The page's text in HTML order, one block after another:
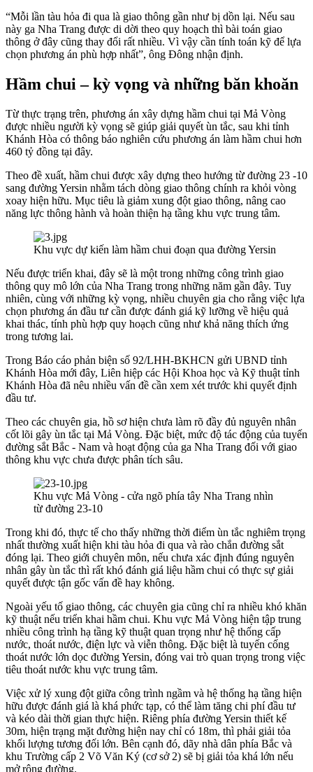
“Mỗi lần tàu hỏa đi qua là giao thông gần như bị dồn lại. Nếu sau
này ga Nha Trang được di dời theo quy hoạch thì bài toán giao
thông ở đây cũng thay đổi rất nhiều. Vì vậy cần tính toán kỹ để lựa
chọn phương án phù hợp nhất”, ông Đông nhận định.
Hầm chui – kỳ vọng và những băn khoăn
Từ thực trạng trên, phương án xây dựng hầm chui tại Mả Vòng
được nhiều người kỳ vọng sẽ giúp giải quyết ùn tắc, sau khi tỉnh
Khánh Hòa có thông báo nghiên cứu phương án làm hầm chui hơn
460 tỷ đồng tại đây.
Theo đề xuất, hầm chui được xây dựng theo hướng từ đường 23 -10
sang đường Yersin nhằm tách dòng giao thông chính ra khỏi vòng
xoay hiện hữu. Mục tiêu là giảm xung đột giao thông, nâng cao
năng lực thông hành và hoàn thiện hạ tầng khu vực trung tâm.
Khu vực dự kiến làm hầm chui đoạn qua đường Yersin
Nếu được triển khai, đây sẽ là một trong những công trình giao
thông quy mô lớn của Nha Trang trong những năm gần đây. Tuy
nhiên, cùng với những kỳ vọng, nhiều chuyên gia cho rằng việc lựa
chọn phương án đầu tư cần được đánh giá kỹ lưỡng về hiệu quả
khai thác, tính phù hợp quy hoạch cũng như khả năng thích ứng
trong tương lai.
Trong Báo cáo phản biện số 92/LHH-BKHCN gửi UBND tỉnh
Khánh Hòa mới đây, Liên hiệp các Hội Khoa học và Kỹ thuật tỉnh
Khánh Hòa đã nêu nhiều vấn đề cần xem xét trước khi quyết định
đầu tư.
Theo các chuyên gia, hồ sơ hiện chưa làm rõ đầy đủ nguyên nhân
cốt lõi gây ùn tắc tại Mả Vòng. Đặc biệt, mức độ tác động của tuyến
đường sắt Bắc - Nam và hoạt động của ga Nha Trang đối với giao
thông khu vực chưa được phân tích sâu.
Khu vực Mả Vòng - cửa ngõ phía tây Nha Trang nhìn
từ đường 23-10
Trong khi đó, thực tế cho thấy những thời điểm ùn tắc nghiêm trọng
nhất thường xuất hiện khi tàu hỏa đi qua và rào chắn đường sắt
đóng lại. Theo giới chuyên môn, nếu chưa xác định đúng nguyên
nhân gây ùn tắc thì rất khó đánh giá liệu hầm chui có thực sự giải
quyết được tận gốc vấn đề hay không.
Ngoài yếu tố giao thông, các chuyên gia cũng chỉ ra nhiều khó khăn
kỹ thuật nếu triển khai hầm chui. Khu vực Mả Vòng hiện tập trung
nhiều công trình hạ tầng kỹ thuật quan trọng như hệ thống cấp
nước, thoát nước, điện lực và viễn thông. Đặc biệt là tuyến cống
thoát nước lớn dọc đường Yersin, đóng vai trò quan trọng trong việc
tiêu thoát nước khu vực trung tâm.
Việc xử lý xung đột giữa công trình ngầm và hệ thống hạ tầng hiện
hữu được đánh giá là khá phức tạp, có thể làm tăng chi phí đầu tư
và kéo dài thời gian thực hiện. Riêng phía đường Yersin thiết kế
30m, hiện trạng mặt đường hiện nay chỉ có 18m, thì phải giải tỏa
khối lượng tương đối lớn. Bên cạnh đó, dãy nhà dân phía Bắc và
khu Trường cấp 2 Võ Văn Ký (cơ sở 2) sẽ bị giải tỏa khá lớn nếu
mở rộng đường.